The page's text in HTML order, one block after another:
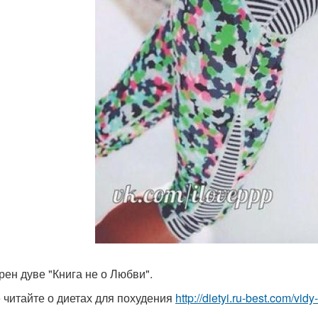
дуве "Книга не о Любви".
о диетах для похудения http://dietyi.ru-best.com/